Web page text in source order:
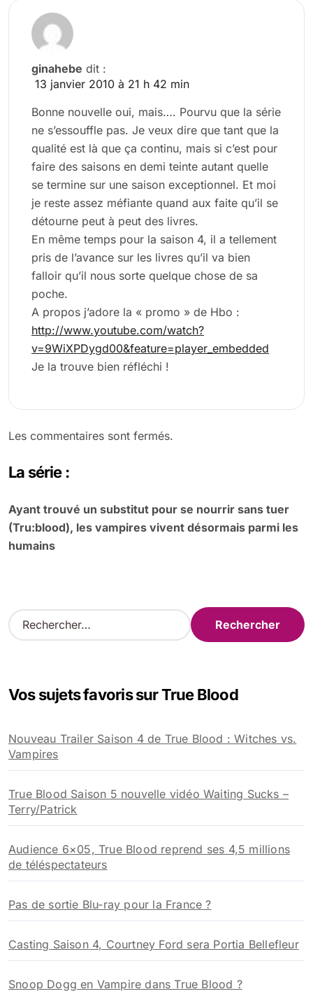
ginahebe dit :
13 janvier 2010 à 21 h 42 min
Bonne nouvelle oui, mais…. Pourvu que la série
ne s’essouffle pas. Je veux dire que tant que la
qualité est là que ça continu, mais si c’est pour
faire des saisons en demi teinte autant quelle
se termine sur une saison exceptionnel. Et moi
je reste assez méfiante quand aux faite qu’il se
détourne peut à peut des livres.
En même temps pour la saison 4, il a tellement
pris de l’avance sur les livres qu’il va bien
falloir qu’il nous sorte quelque chose de sa
poche.
A propos j’adore la « promo » de Hbo :
http://www.youtube.com/watch?
v=9WiXPDygd00&feature=player_embedded
Je la trouve bien réfléchi !
Les commentaires sont fermés.
La série :
Ayant trouvé un substitut pour se nourrir sans tuer
(Tru:blood), les vampires vivent désormais parmi les
humains
R
e
r
e
r
Vos sujets favoris sur True Blood
Nouveau Trailer Saison 4 de True Blood : Witches vs.
Vampires
True Blood Saison 5 nouvelle vidéo Waiting Sucks –
Terry/Patrick
Audience 6×05, True Blood reprend ses 4,5 millions
de téléspectateurs
Pas de sortie Blu-ray pour la France ?
Casting Saison 4, Courtney Ford sera Portia Bellefleur
Snoop Dogg en Vampire dans True Blood ?